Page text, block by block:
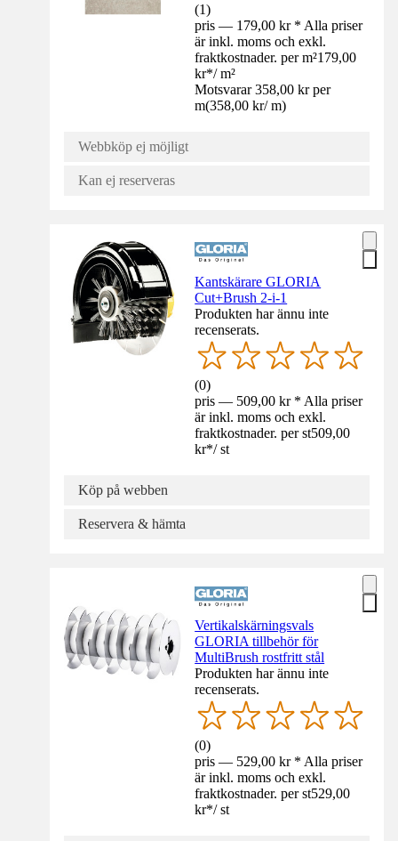
(1)
pris — 179,00 kr * Alla priser
är inkl. moms och exkl.
fraktkostnader. per m²179,00
kr*/ m²
Motsvarar 358,00 kr per
m(358,00 kr/ m)
Webbköp ej möjligt
Kan ej reserveras
Kantskärare GLORIA
Cut+Brush 2-i-1
Produkten har ännu inte
recenserats.
(0)
pris — 509,00 kr * Alla priser
är inkl. moms och exkl.
fraktkostnader. per st509,00
kr*/ st
Köp på webben
Reservera & hämta
Vertikalskärningsvals
GLORIA tillbehör för
MultiBrush rostfritt stål
Produkten har ännu inte
recenserats.
(0)
pris — 529,00 kr * Alla priser
är inkl. moms och exkl.
fraktkostnader. per st529,00
kr*/ st